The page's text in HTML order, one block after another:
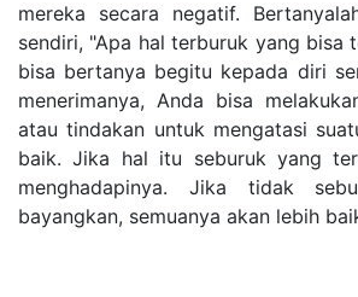
mereka secara negatif.
sendiri, "Apa hal terburuk yang bisa
bisa bertanya begitu kepada diri
menerimanya, Anda bisa
atau tindakan untuk mengatasi
baik. Jika hal itu seburuk yang
menghadapinya. Jika tidak
bayangkan, semuanya akan lebih